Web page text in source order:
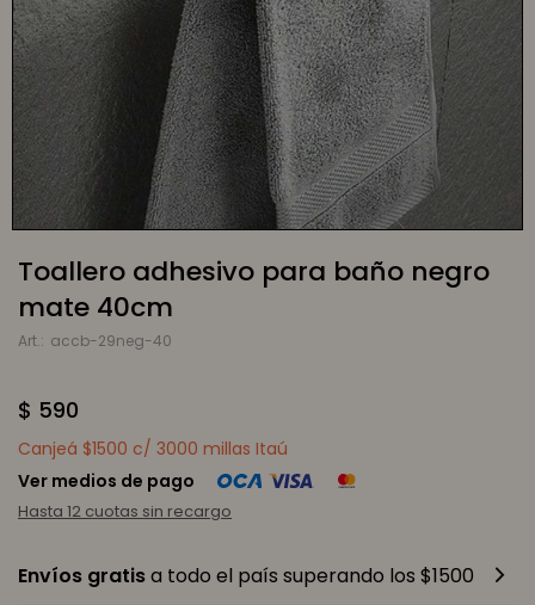
Toallero adhesivo para baño negro
mate 40cm
accb-29neg-40
$ 590
Canjeá $1500 c/ 3000 millas Itaú
Ver medios de pago
Hasta 12 cuotas sin recargo
Envíos gratisa todo el país superando los $1500